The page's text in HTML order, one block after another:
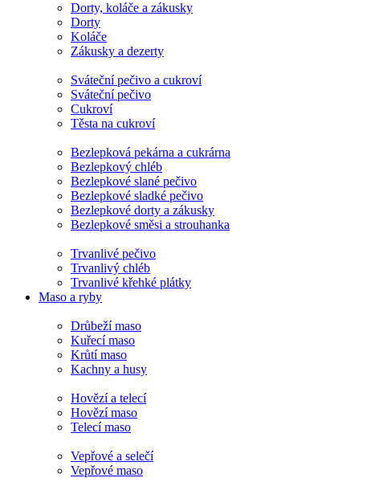
Dorty, koláče a zákusky
Dorty
Koláče
Zákusky a dezerty
Sváteční pečivo a cukroví
Sváteční pečivo
Cukroví
Těsta na cukroví
Bezlepková pekárna a cukrárna
Bezlepkový chléb
Bezlepkové slané pečivo
Bezlepkové sladké pečivo
Bezlepkové dorty a zákusky
Bezlepkové směsi a strouhanka
Trvanlivé pečivo
Trvanlivý chléb
Trvanlivé křehké plátky
Maso a ryby
Drůbeží maso
Kuřecí maso
Krůtí maso
Kachny a husy
Hovězí a telecí
Hovězí maso
Telecí maso
Vepřové a selečí
Vepřové maso